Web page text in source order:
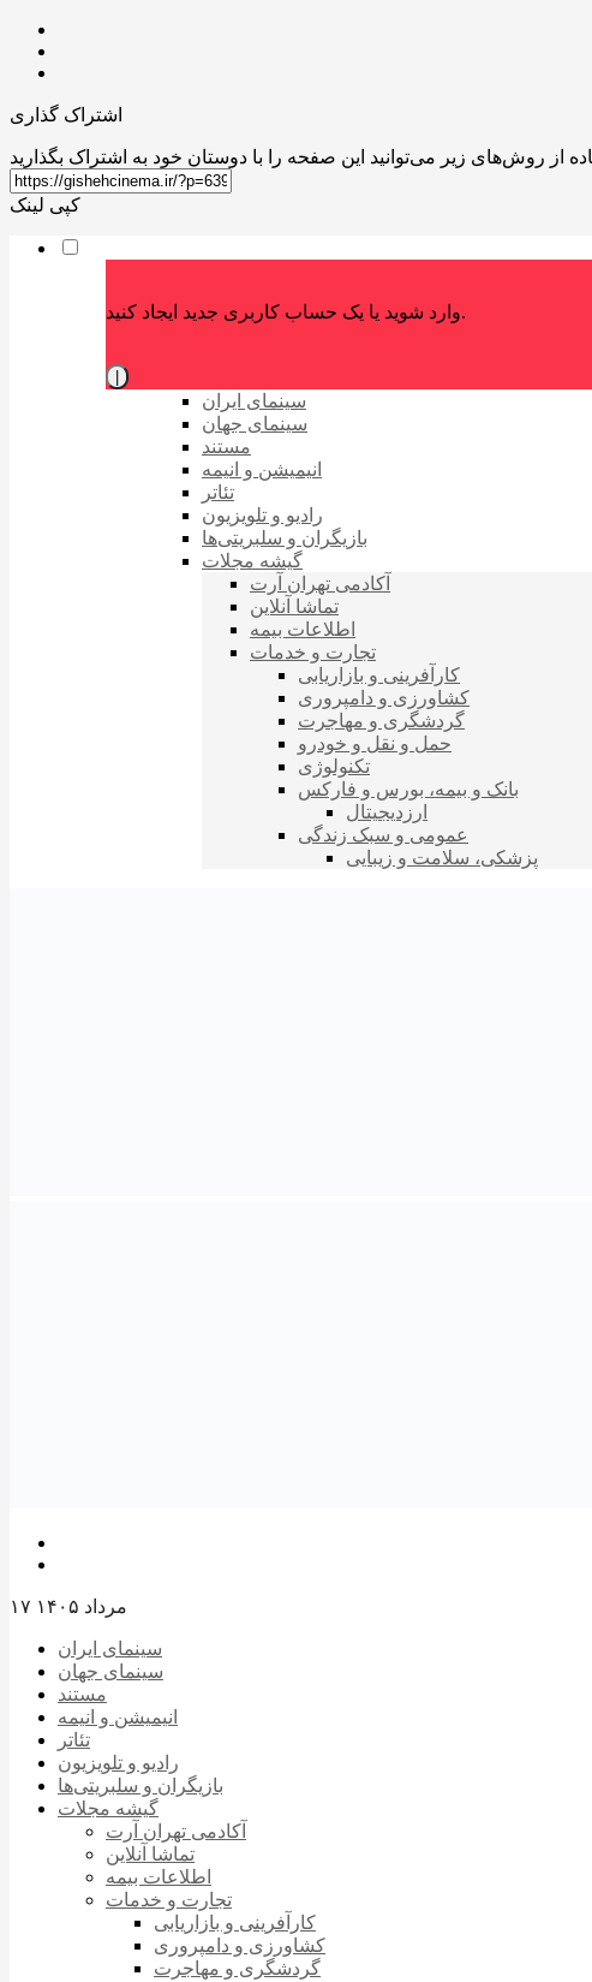
اشتراک گذاری
کپی لینک
وارد شوید یا یک حساب کاربری جدید ایجاد کنید.
سینمای ایران
سینمای جهان
مستند
انیمیشن و انیمه
تئاتر
رادیو و تلویزیون
بازیگران و سلبریتی‌ها
گیشه مجلات
آکادمی تهران آرت
تماشا آنلاین
اطلاعات بیمه
تجارت و خدمات
کارآفرینی و بازاریابی
کشاورزی و دامپروری
گردشگری و مهاجرت
حمل و نقل و خودرو
تکنولوژی
بانک و بیمه، بورس و فارکس
ارزدیجیتال
عمومی و سبک زندگی
پزشکی، سلامت و زیبایی
۱۷ مرداد ۱۴۰۵
سینمای ایران
سینمای جهان
مستند
انیمیشن و انیمه
تئاتر
رادیو و تلویزیون
بازیگران و سلبریتی‌ها
گیشه مجلات
آکادمی تهران آرت
تماشا آنلاین
اطلاعات بیمه
تجارت و خدمات
کارآفرینی و بازاریابی
کشاورزی و دامپروری
گردشگری و مهاجرت